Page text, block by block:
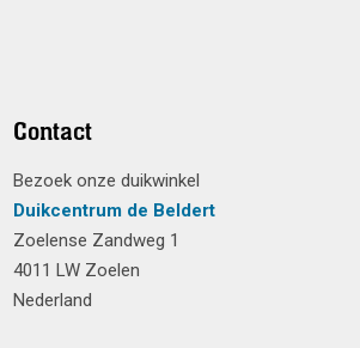
Contact
Bezoek onze duikwinkel
Duikcentrum de Beldert
Zoelense Zandweg 1
4011 LW Zoelen
Nederland